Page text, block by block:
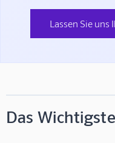
Lassen Sie
Das